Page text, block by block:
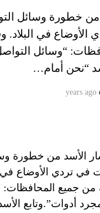
خطورة وسائل
الأوضاع في
“وسائل
“نحن أمام…
الأسد من خطورة
في تردي الأوضاع في
من جميع
أدوات”.وتابع